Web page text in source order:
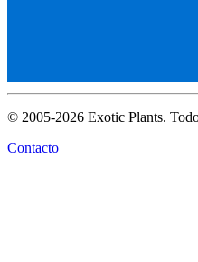
© 2005-2026 Exotic Plants.
Contacto